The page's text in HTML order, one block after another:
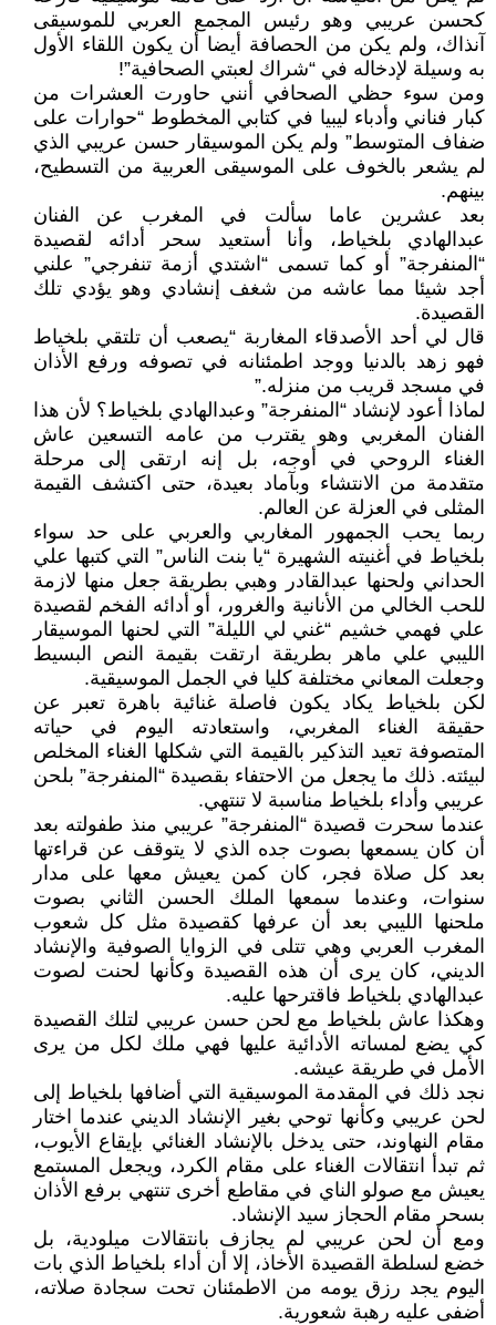
كحسن عريبي وهو رئيس المجمع العربي للموسيقى
آنذاك، ولم يكن من الحصافة أيضا أن يكون اللقاء الأول
به وسيلة لإدخاله في “شراك لعبتي الصحافية”!
ومن سوء حظي الصحافي أنني حاورت العشرات من
كبار فناني وأدباء ليبيا في كتابي المخطوط “حوارات على
ضفاف المتوسط” ولم يكن الموسيقار حسن عريبي الذي
لم يشعر بالخوف على الموسيقى العربية من التسطيح،
بينهم.
بعد عشرين عاما سألت في المغرب عن الفنان
عبدالهادي بلخياط، وأنا أستعيد سحر أدائه لقصيدة
“المنفرجة” أو كما تسمى “اشتدي أزمة تنفرجي” علني
أجد شيئا مما عاشه من شغف إنشادي وهو يؤدي تلك
القصيدة.
قال لي أحد الأصدقاء المغاربة “يصعب أن تلتقي بلخياط
فهو زهد بالدنيا ووجد اطمئنانه في تصوفه ورفع الأذان
في مسجد قريب من منزله.”
لماذا أعود لإنشاد “المنفرجة” وعبدالهادي بلخياط؟ لأن هذا
الفنان المغربي وهو يقترب من عامه التسعين عاش
الغناء الروحي في أوجه، بل إنه ارتقى إلى مرحلة
متقدمة من الانتشاء وبآماد بعيدة، حتى اكتشف القيمة
المثلى في العزلة عن العالم.
ربما يحب الجمهور المغاربي والعربي على حد سواء
بلخياط في أغنيته الشهيرة “يا بنت الناس” التي كتبها علي
الحداني ولحنها عبدالقادر وهبي بطريقة جعل منها لازمة
للحب الخالي من الأنانية والغرور، أو أدائه الفخم لقصيدة
علي فهمي خشيم “غني لي الليلة” التي لحنها الموسيقار
الليبي علي ماهر بطريقة ارتقت بقيمة النص البسيط
وجعلت المعاني مختلفة كليا في الجمل الموسيقية.
لكن بلخياط يكاد يكون فاصلة غنائية باهرة تعبر عن
حقيقة الغناء المغربي، واستعادته اليوم في حياته
المتصوفة تعيد التذكير بالقيمة التي شكلها الغناء المخلص
لبيئته. ذلك ما يجعل من الاحتفاء بقصيدة “المنفرجة” بلحن
عريبي وأداء بلخياط مناسبة لا تنتهي.
عندما سحرت قصيدة “المنفرجة” عريبي منذ طفولته بعد
أن كان يسمعها بصوت جده الذي لا يتوقف عن قراءتها
بعد كل صلاة فجر، كان كمن يعيش معها على مدار
سنوات، وعندما سمعها الملك الحسن الثاني بصوت
ملحنها الليبي بعد أن عرفها كقصيدة مثل كل شعوب
المغرب العربي وهي تتلى في الزوايا الصوفية والإنشاد
الديني، كان يرى أن هذه القصيدة وكأنها لحنت لصوت
عبدالهادي بلخياط فاقترحها عليه.
وهكذا عاش بلخياط مع لحن حسن عريبي لتلك القصيدة
كي يضع لمساته الأدائية عليها فهي ملك لكل من يرى
الأمل في طريقة عيشه.
نجد ذلك في المقدمة الموسيقية التي أضافها بلخياط إلى
لحن عريبي وكأنها توحي بغير الإنشاد الديني عندما اختار
مقام النهاوند، حتى يدخل بالإنشاد الغنائي بإيقاع الأيوب،
ثم تبدأ انتقالات الغناء على مقام الكرد، ويجعل المستمع
يعيش مع صولو الناي في مقاطع أخرى تنتهي برفع الأذان
بسحر مقام الحجاز سيد الإنشاد.
ومع أن لحن عريبي لم يجازف بانتقالات ميلودية، بل
خضع لسلطة القصيدة الأخاذ، إلا أن أداء بلخياط الذي بات
اليوم يجد رزق يومه من الاطمئنان تحت سجادة صلاته،
أضفى عليه رهبة شعورية.